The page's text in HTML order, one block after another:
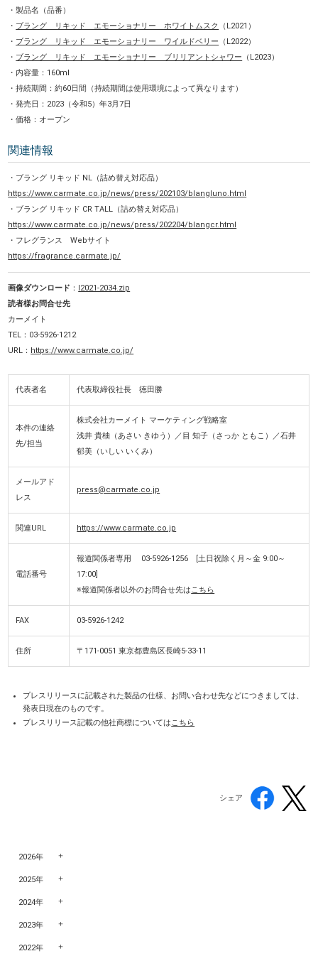
・製品名（品番）
・ ブラング リキッド エモーショナリー ホワイトムスク
（L2021）
・ ブラング リキッド エモーショナリー ワイルドベリー （L2022）
・ ブラング リキッド エモーショナリー ブリリアントシャワー （L2023）
・内容量：160ml
・持続期間：約60日間（持続期間は使用環境によって異なります）
・発売日：2023（令和5）年3月7日
・価格：オープン
関連情報
・ブラング リキッド NL（詰め替え対応品）
https://www.carmate.co.jp/news/press/202103/blangluno.html
・ブラング リキッド CR TALL（詰め替え対応品）
https://www.carmate.co.jp/news/press/202204/blangcr.html
・フレグランス Webサイト
https://fragrance.carmate.jp/
画像ダウンロード ：
l2021-2034.zip
読者様お問合せ先
カーメイト
TEL：03-5926-1212
URL： https://www.carmate.co.jp/
代表者名 代表取締役社長 徳田勝
本件の連絡
先/担当
株式会社カーメイト マーケティング戦略室
浅井 貴柚（あさい きゆう）／目 知子（さっか ともこ）／石井
郁美（いしい いくみ）
メールアド
レス
press@carmate.co.jp
関連URL https://www.carmate.co.jp
電話番号
報道関係者専用 03-5926-1256 [土日祝除く月～金 9:00～
17:00]
※報道関係者以外のお問合せ先はこちら
FAX 03-5926-1242
住所 〒171-0051 東京都豊島区長崎5-33-11
プレスリリースに記載された製品の仕様、お問い合わせ先などにつきましては、
発表日現在のものです。
プレスリリース記載の他社商標についてはこちら
シェア
2026年
2025年
2024年
2023年
2022年